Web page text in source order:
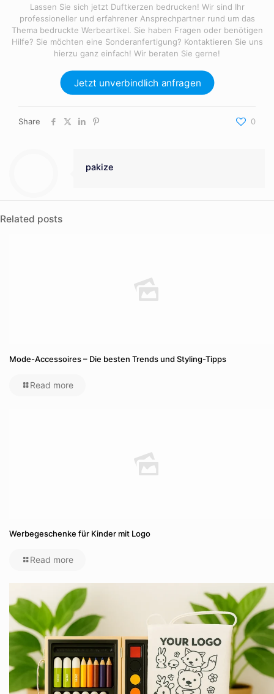
Lassen Sie sich jetzt Duftkerzen bedrucken! Wir sind Ihr
professioneller und erfahrener Ansprechpartner rund um das
Thema bedruckte Werbeartikel. Sie haben Fragen oder benötigen
Hilfe? Sie möchten eine Sonderanfertigung? Kontaktieren Sie uns
hierzu ganz einfach! Wir beraten Sie gerne!
Jetzt unverbindlich anfragen
Share 0
pakize
Related posts
Mode-Accessoires – Die besten Trends und Styling-Tipps
Read more
Werbegeschenke für Kinder mit Logo
Read more